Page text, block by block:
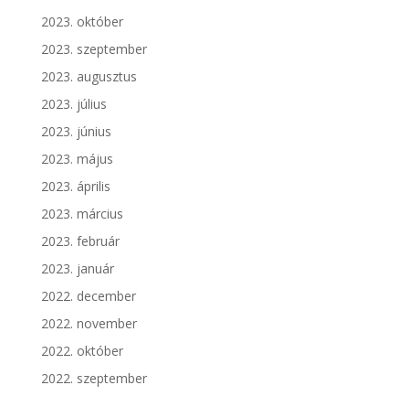
2023. október
2023. szeptember
2023. augusztus
2023. július
2023. június
2023. május
2023. április
2023. március
2023. február
2023. január
2022. december
2022. november
2022. október
2022. szeptember